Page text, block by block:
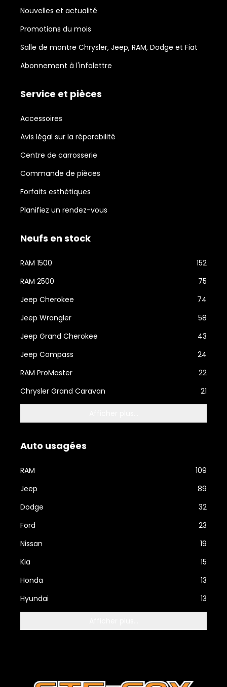
Nouvelles et actualité
Promotions du mois
Salle de montre Chrysler, Jeep, RAM, Dodge et Fiat
Abonnement à l'infolettre
Service et pièces
Accessoires
Avis légal sur la réparabilité
Centre de carrosserie
Commande de pièces
Forfaits esthétiques
Planifiez un rendez-vous
Neufs en stock
RAM 1500
152
RAM 2500
75
Jeep Cherokee
74
Jeep Wrangler
58
Jeep Grand Cherokee
43
Jeep Compass
24
RAM ProMaster
22
Chrysler Grand Caravan
21
Auto usagées
RAM
109
Jeep
89
Dodge
32
Ford
23
Nissan
19
Kia
15
Honda
13
Hyundai
13